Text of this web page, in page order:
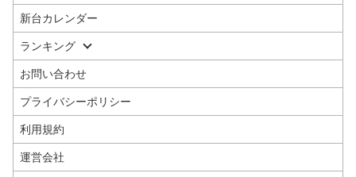
新台カレンダー
ランキング
お問い合わせ
プライバシーポリシー
利用規約
運営会社